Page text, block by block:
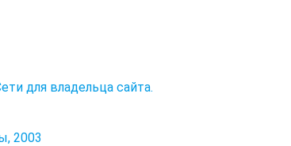
для владельца сайта.
2003